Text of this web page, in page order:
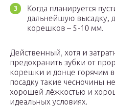
Когда планируется
дальнейшую высадку,
корешков – 5-10 мм.
Действенный, хотя и
предохранить зубки от
корешки и донце горячим
посадку такие чесночины
хорошей лёжкостью и
идеальных условиях.